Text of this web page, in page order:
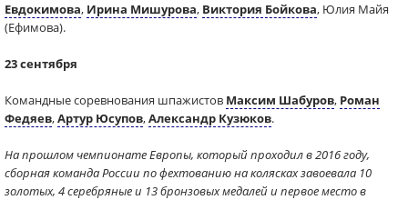
Евдокимова, Ирина Мишурова, Виктория Бойкова, Юлия Майя
(Ефимова).
23 сентября
Командные соревнования шпажистов Максим Шабуров, Роман
Федяев,Артур Юсупов,Александр Кузюков.
На прошлом чемпионате Европы, который проходил в 2016 году,
сборная команда России по фехтованию на колясках завоевала 10
золотых, 4 серебряные и 13 бронзовых медалей и первое место в